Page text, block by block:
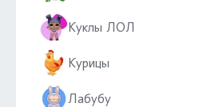
Куклы ЛОЛ
Курицы
Лабубу